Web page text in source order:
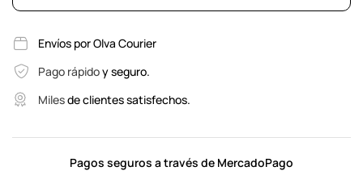
Envíos por Olva Courier
Pago rápidoy seguro.
Milesde clientes satisfechos.
Pagos seguros a través de MercadoPago